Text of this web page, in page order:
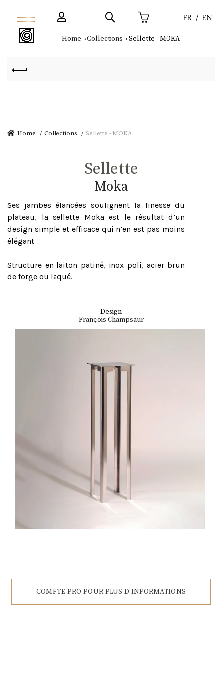
Home Collections Sellette - MOKA
Home Collections Sellette - MOKA
Sellette
moka
Ses jambes élancées soulignent la finesse du
plateau, la sellette Moka est le résultat d’un
design simple et efficace qui n’en est pas moins
élégant
Structure en laiton patiné, inox poli, acier brun
de forge ou laqué.
Design
François Champsaur
COMPTE PRO POUR PLUS D'INFORMATIONS
FR EN